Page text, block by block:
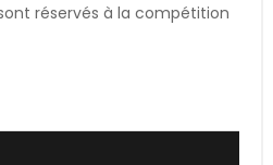
réservés à la compétition